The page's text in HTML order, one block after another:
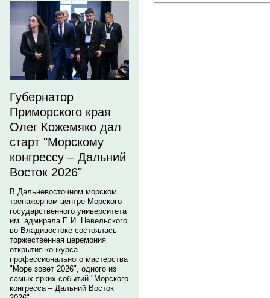
Губернатор
Приморского края
Олег Кожемяко дал
старт "Морскому
конгрессу – Дальний
Восток 2026"
В Дальневосточном морском
тренажерном центре Морского
государственного университета
им. адмирала Г. И. Невельского
во Владивостоке состоялась
торжественная церемония
открытия конкурса
профессионального мастерства
"Море зовет 2026", одного из
самых ярких событий "Морского
конгресса – Дальний Восток